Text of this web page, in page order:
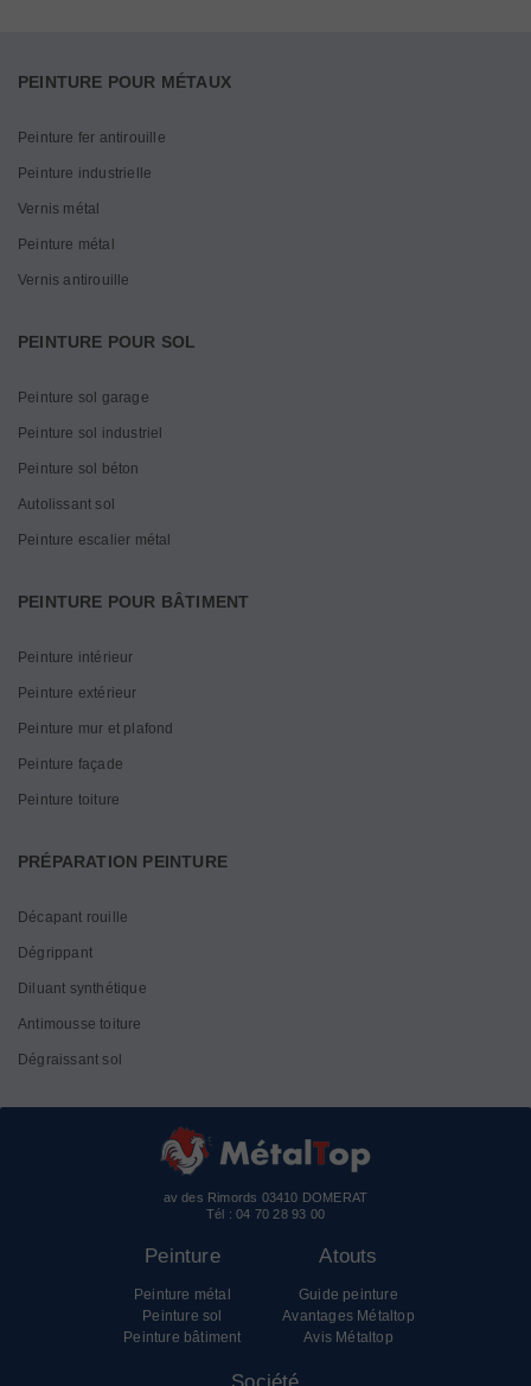
PEINTURE POUR MÉTAUX
Peinture fer antirouille
Peinture industrielle
Vernis métal
Peinture métal
Vernis antirouille
PEINTURE POUR SOL
Peinture sol garage
Peinture sol industriel
Peinture sol béton
Autolissant sol
Peinture escalier métal
PEINTURE POUR BÂTIMENT
Peinture intérieur
Peinture extérieur
Peinture mur et plafond
Peinture façade
Peinture toiture
PRÉPARATION PEINTURE
Décapant rouille
Dégrippant
Diluant synthétique
Antimousse toiture
Dégraissant sol
av des Rimords 03410 DOMERAT
Tél :04 70 28 93 00
Peinture
Peinture métal
Peinture sol
Peinture bâtiment
Atouts
Guide peinture
Avantages Métaltop
Avis Métaltop